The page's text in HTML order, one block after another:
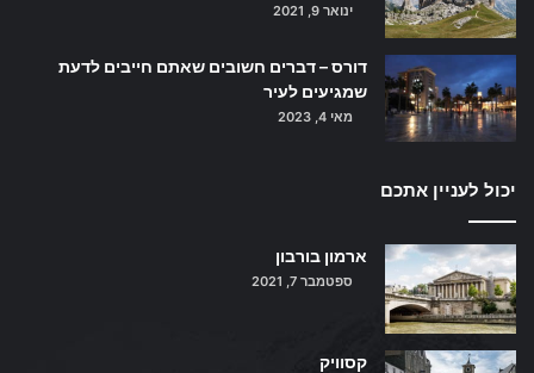
ינואר 9, 2021
דורס – דברים חשובים שאתם חייבים לדעת
שמגיעים לעיר
מאי 4, 2023
יכול לעניין אתכם
ארמון בורבון
ספטמבר 7, 2021
קסוויק